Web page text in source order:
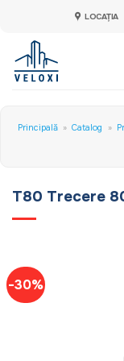
content
LOCAȚIA
Principală » Catalog »
T80 Trecere
-30%